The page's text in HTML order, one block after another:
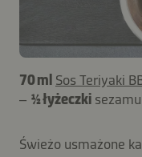
70 ml Sos Teriyaki
– ½ łyżeczki
Świeżo usmażone